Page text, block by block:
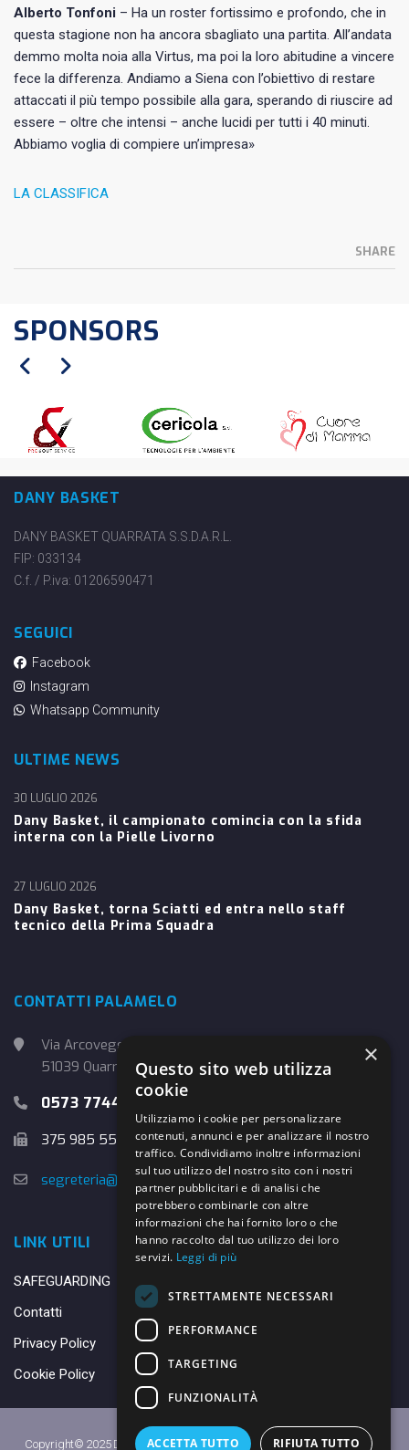
Alberto Tonfoni – Ha un roster fortissimo e profondo, che in
questa stagione non ha ancora sbagliato una partita. All’andata
demmo molta noia alla Virtus, ma poi la loro abitudine a vincere
fece la differenza. Andiamo a Siena con l’obiettivo di restare
attaccati il più tempo possibile alla gara, sperando di riuscire ad
essere – oltre che intensi – anche lucidi per tutti i 40 minuti.
Abbiamo voglia di compiere un’impresa»
LA CLASSIFICA
SHARE
SPONSORS
DANY BASKET
DANY BASKET QUARRATA S.S.D.A.R.L.
FIP: 033134
C.f. / P.iva: 01206590471
SEGUICI
Facebook
Instagram
Whatsapp Community
ULTIME NEWS
Dany Basket, il campionato comincia con la sfida
interna con la Pielle Livorno
30 LUGLIO 2026
Dany Basket, torna Sciatti ed entra nello staff
tecnico della Prima Squadra
27 LUGLIO 2026
CONTATTI PALAMELO
Via Arcoveggio, 4
51039 Quarrata (PT)
0573 774457
375 985 5526
segreteria@danybasket.it
LINK UTILI
SAFEGUARDING
Contatti
Privacy Policy
Cookie Policy
Copyright© 2025 DANY BASKET QUARRATA S.S.D.A.R.L. -Privacy Policy
×
Questo sito web utilizza
cookie
Utilizziamo i cookie per personalizzare
contenuti, annunci e per analizzare il nostro
traffico. Condividiamo inoltre informazioni
sul tuo utilizzo del nostro sito con i nostri
partner pubblicitari e di analisi che
potrebbero combinarle con altre
informazioni che hai fornito loro o che
hanno raccolto dal tuo utilizzo dei loro
servizi. Leggi di più
STRETTAMENTE NECESSARI
PERFORMANCE
TARGETING
FUNZIONALITÀ
ACCETTA TUTTO RIFIUTA TUTTO